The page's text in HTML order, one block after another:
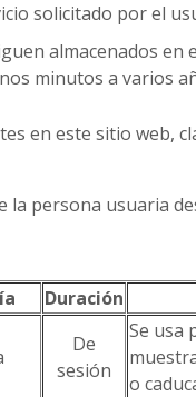
solicitado por el
almacenados
minutos a varios
en este sitio web,
la persona usuaria
Duración
De
sesión
Se usa
o